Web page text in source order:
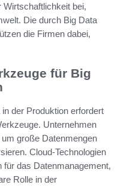
bei,
Die durch Big Data
die Firmen dabei,
für Big
der Produktion erfordert
Unternehmen
große Datenmengen
Cloud-Technologien
für das Datenmanagement,
Rolle in der